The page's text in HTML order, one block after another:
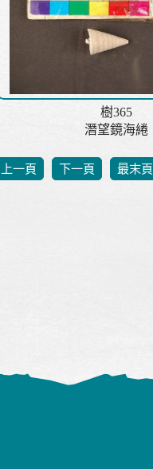
樹365
潛望鏡海綣
上一頁 下一頁 最末頁